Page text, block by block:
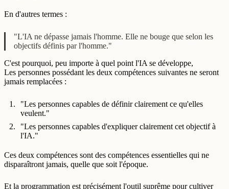
En d'autres termes :
"L'IA ne dépasse jamais l'homme. Elle ne bouge que selon les
objectifs définis par l'homme."
C'est pourquoi, peu importe à quel point l'IA se développe,
Les personnes possédant les deux compétences suivantes ne seront
jamais remplacées :
"Les personnes capables de définir clairement ce qu'elles
veulent."
"Les personnes capables d'expliquer clairement cet objectif à
l'IA."
Ces deux compétences sont des compétences essentielles qui ne
disparaîtront jamais, quelle que soit l'époque.
Et la programmation est précisément l'outil suprême pour cultiver